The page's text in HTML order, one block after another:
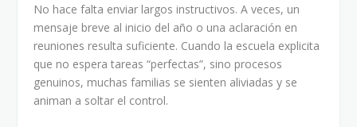
No hace falta enviar largos instructivos. A veces, un
mensaje breve al inicio del año o una aclaración en
reuniones resulta suficiente. Cuando la escuela explicita
que no espera tareas “perfectas”, sino procesos
genuinos, muchas familias se sienten aliviadas y se
animan a soltar el control.